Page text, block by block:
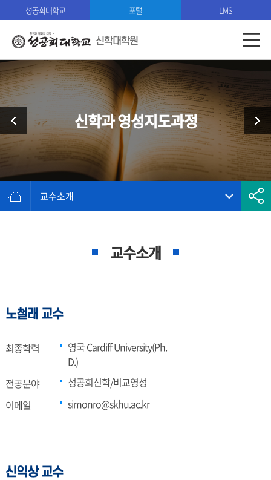
성공회대학교 포털 LMS
신학대학원
신학과 영성지도과정
교수소개
교수소개
노철래 교수
최종학력
영국 Cardiff University(Ph.
D.)
전공분야
성공회신학/비교영성
이메일
simonro@skhu.ac.kr
신익상 교수